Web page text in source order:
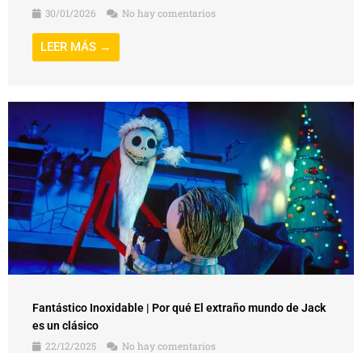
30/01/2026
No hay comentarios
LEER MÁS →
Fantástico Inoxidable | Por qué El extraño mundo de Jack
es un clásico
22/12/2025
No hay comentarios